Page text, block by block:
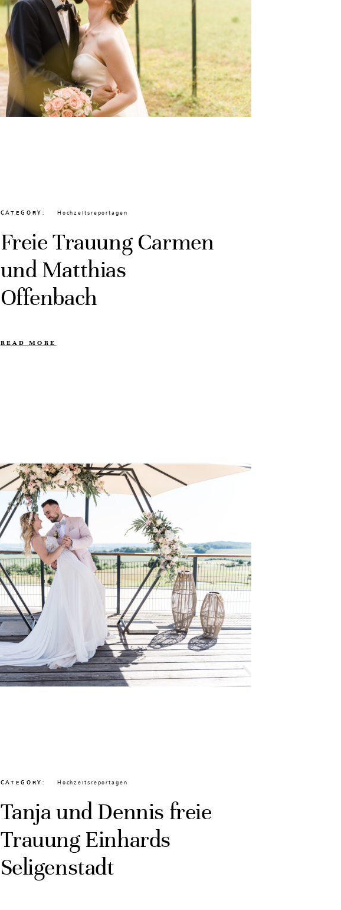
CATEGORY Hochzeitsreportagen
Freie Trauung Carmen
und Matthias
Offenbach
READ MORE
CATEGORY Hochzeitsreportagen
Tanja und Dennis freie
Trauung Einhards
Seligenstadt